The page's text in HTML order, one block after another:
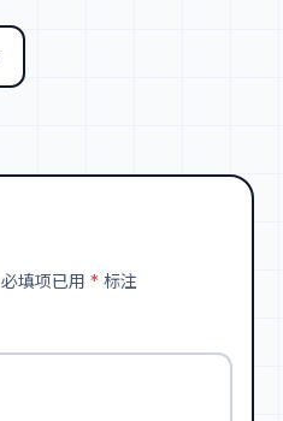
必填项已用 * 标注